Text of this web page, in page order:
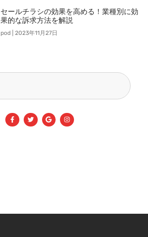
セールチラシの効果を高める！業種別に効
果的な訴求方法を解説
pod 2023年11月27日